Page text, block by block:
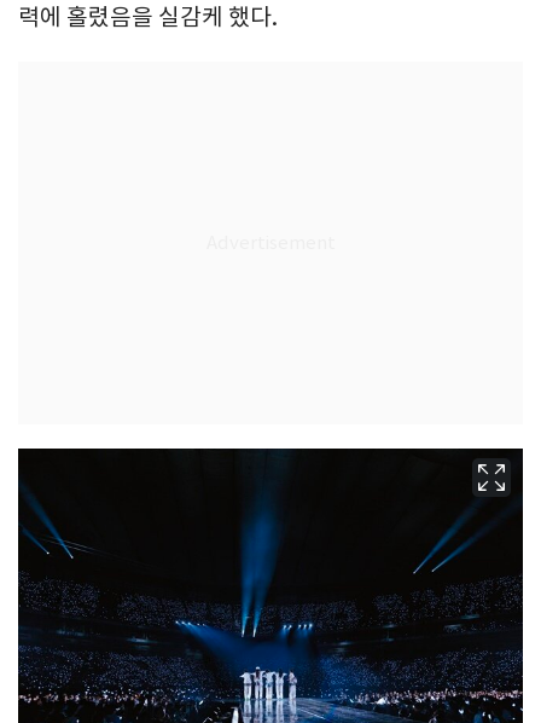
력에 홀렸음을 실감케 했다.